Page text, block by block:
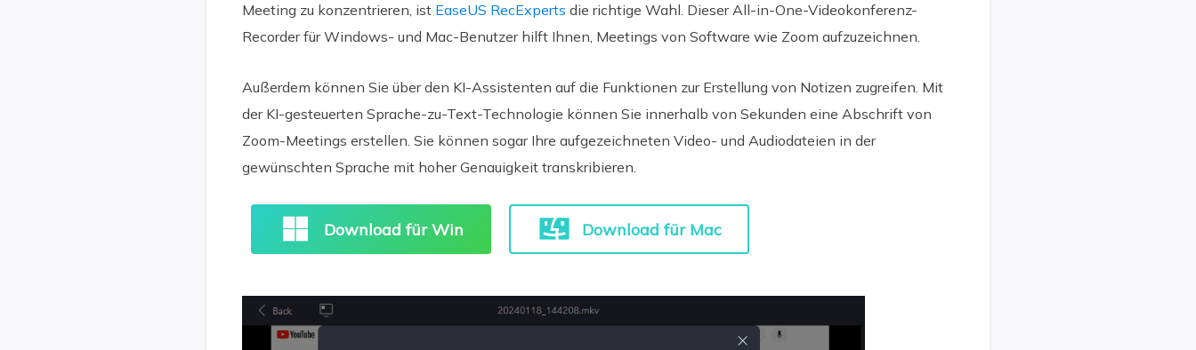
Meeting zu konzentrieren, ist EaseUS RecExperts die richtige Wahl. Dieser All-in-One-Videokonferenz-
Recorder für Windows- und Mac-Benutzer hilft Ihnen, Meetings von Software wie Zoom aufzuzeichnen.
Außerdem können Sie über den KI-Assistenten auf die Funktionen zur Erstellung von Notizen zugreifen. Mit
der KI-gesteuerten Sprache-zu-Text-Technologie können Sie innerhalb von Sekunden eine Abschrift von
Zoom-Meetings erstellen. Sie können sogar Ihre aufgezeichneten Video- und Audiodateien in der
gewünschten Sprache mit hoher Genauigkeit transkribieren.
Download für Win Download für Mac